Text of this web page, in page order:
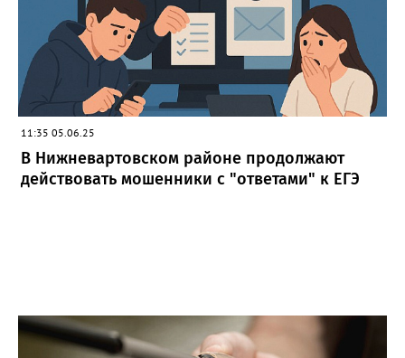
11:35 05.06.25
В Нижневартовском районе продолжают
действовать мошенники с "ответами" к ЕГЭ